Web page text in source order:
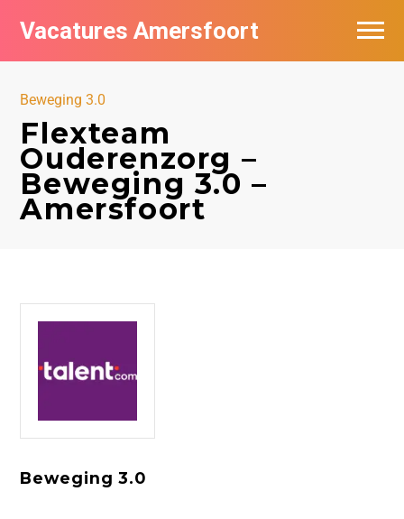
Vacatures Amersfoort
Beweging 3.0
Flexteam
Ouderenzorg –
Beweging 3.0 –
Amersfoort
Beweging 3.0
Vacatures per bedrijf
De populairste vacatures in Amersfoort
Nieuwsbrief feed